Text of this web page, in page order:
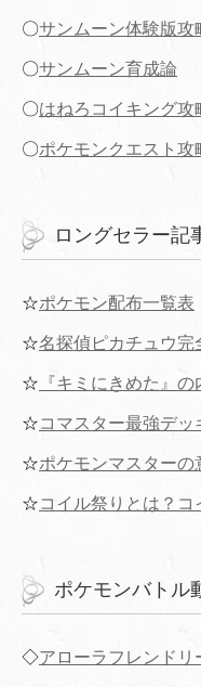
〇サンムーン体験版攻
〇サンムーン育成論
〇はねろコイキング攻
〇ポケモンクエスト攻
ロングセラー記
☆ポケモン配布一覧表
☆名探偵ピカチュウ完
☆ 『キミにきめた』
☆コマスター最強デ
☆ポケモンマスターの
☆コイル祭りとは？
ポケモンバトル
◇アローラフレンドリ